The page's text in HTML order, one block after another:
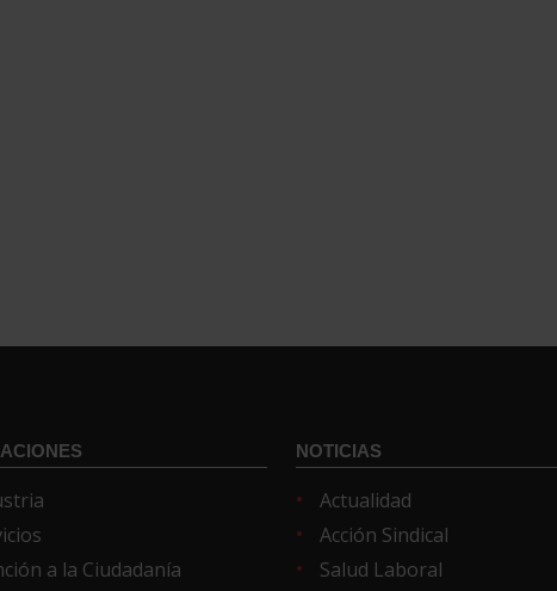
a la Ciudadanía
NOTICIAS
Actualidad
Acción Sindical
Salud Laboral